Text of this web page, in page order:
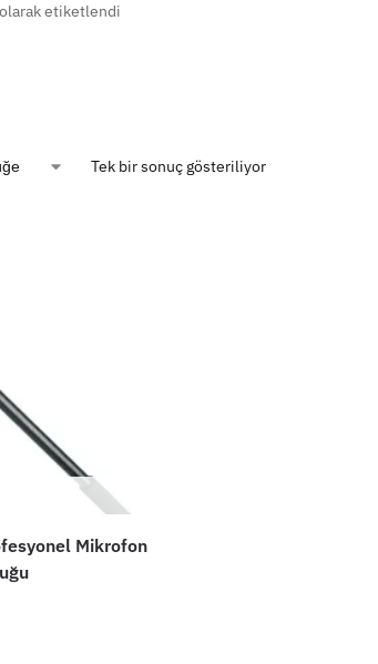
etiketlendi
Tek bir sonuç gösteriliyor
Mikrofon